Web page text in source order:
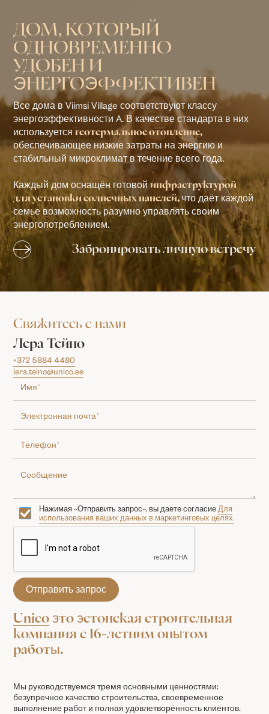
ДОМ, КОТОРЫЙ
ОДНОВРЕМЕННО
УДОБЕН И
ЭНЕРГОЭФФЕКТИВЕН
Все дома в Viimsi Village соответствуют классу
энергоэффективности A. В качестве стандарта в них
используетсягеотермальное отопление,
обеспечивающее низкие затраты на энергию и
стабильный микроклимат в течение всего года.
Каждый дом оснащён готовойинфраструктурой
для установки солнечных панелей,что даёт каждой
семье возможность разумно управлять своим
энергопотреблением.
Забронировать личную встречу
Unico это эстонская строительная
компания с 16-летним опытом
работы.
Мы руководствуемся тремя основными ценностями:
безупречное качество строительства, своевременное
выполнение работ и полная удовлетворённость клиентов.
Свяжитесь с нами
Лера Тейно
+372 5884 4480
lera.teino@unico.ee
Нажимая «Отправить запрос», вы даете согласиеДля
использования ваших данных в маркетинговых целях.